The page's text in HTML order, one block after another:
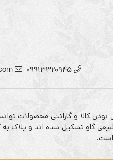
09913320945
کالا و گارانتی محصولات
گاو تشکیل شده اند و پلاک به
است.